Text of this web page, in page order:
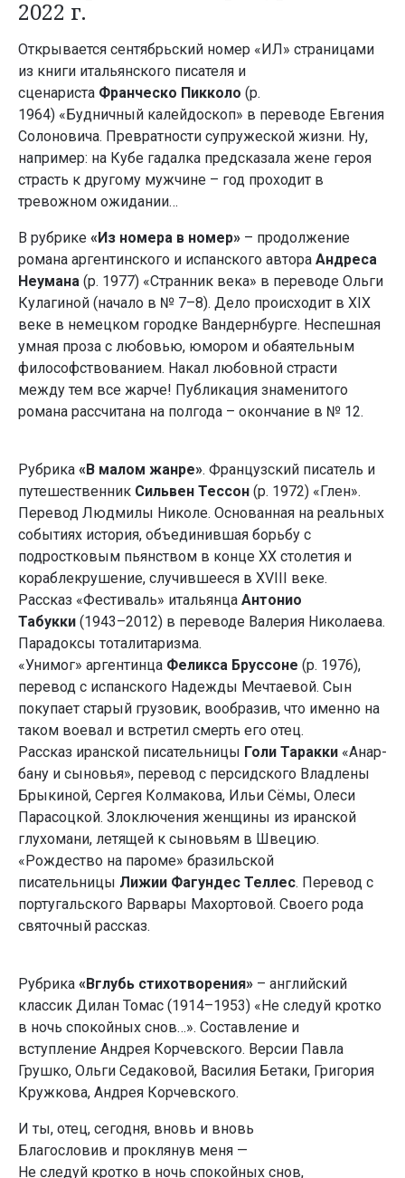
2022 г.
Открывается сентябрьский номер «ИЛ» страницами
из книги итальянского писателя и
сценариста Франческо Пикколо (р.
1964) «Будничный калейдоскоп» в переводе Евгения
Солоновича. Превратности супружеской жизни. Ну,
например: на Кубе гадалка предсказала жене героя
страсть к другому мужчине – год проходит в
тревожном ожидании…
В рубрике «Из номера в номер» – продолжение
романа аргентинского и испанского автора Андреса
Неумана (р. 1977) «Странник века» в переводе Ольги
Кулагиной (начало в № 7–8). Дело происходит в XIX
веке в немецком городке Вандернбурге. Неспешная
умная проза с любовью, юмором и обаятельным
философствованием. Накал любовной страсти
между тем все жарче! Публикация знаменитого
романа рассчитана на полгода – окончание в № 12.
Рубрика «В малом жанре». Французский писатель и
путешественник Сильвен Тессон (р. 1972) «Глен».
Перевод Людмилы Николе. Основанная на реальных
событиях история, объединившая борьбу с
подростковым пьянством в конце ХХ столетия и
кораблекрушение, случившееся в XVIII веке.
Рассказ «Фестиваль» итальянца Антонио
Табукки (1943–2012) в переводе Валерия Николаева.
Парадоксы тоталитаризма.
«Унимог» аргентинца Феликса Бруссоне (р. 1976),
перевод с испанского Надежды Мечтаевой. Сын
покупает старый грузовик, вообразив, что именно на
таком воевал и встретил смерть его отец.
Рассказ иранской писательницы Голи Таракки «Анар-
бану и сыновья», перевод с персидского Владлены
Брыкиной, Сергея Колмакова, Ильи Сёмы, Олеси
Парасоцкой. Злоключения женщины из иранской
глухомани, летящей к сыновьям в Швецию.
«Рождество на пароме» бразильской
писательницы Лижии Фагундес Теллес. Перевод с
португальского Варвары Махортовой. Своего рода
святочный рассказ.
Рубрика «Вглубь стихотворения» – английский
классик Дилан Томас (1914–1953) «Не следуй кротко
в ночь спокойных снов…». Составление и
вступление Андрея Корчевского. Версии Павла
Грушко, Ольги Седаковой, Василия Бетаки, Григория
Кружкова, Андрея Корчевского.
И ты, отец, сегодня, вновь и вновь
Благословив и проклянув меня —
Не следуй кротко в ночь спокойных снов,